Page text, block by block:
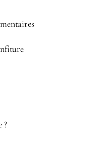
?